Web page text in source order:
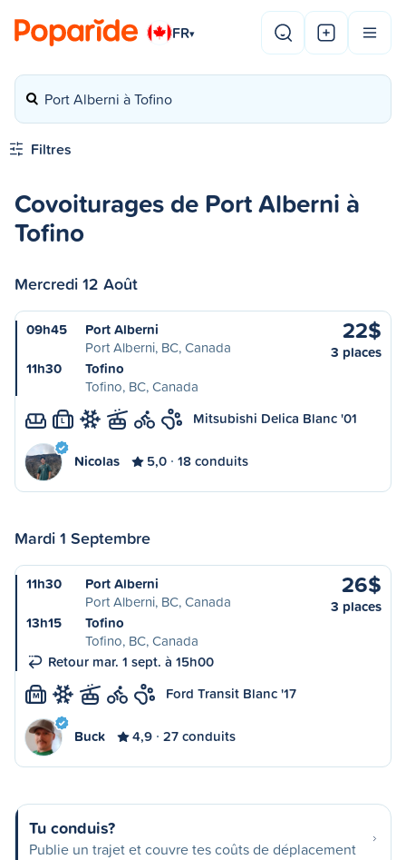
FR▾
Port Alberni à Tofino
Filtres
Covoiturages de Port Alberni à
Tofino
Mercredi 12 Août
09h45
Port Alberni
Port Alberni, BC, Canada
11h30
Tofino
Tofino, BC, Canada
22$
3 places
L Mitsubishi Delica Blanc '01
Nicolas 5,0 18 conduits
Mardi 1 Septembre
11h30
Port Alberni
Port Alberni, BC, Canada
13h15
Tofino
Tofino, BC, Canada
Retour mar. 1 sept. à 15h00
26$
3 places
M Ford Transit Blanc '17
Buck 4,9 27 conduits
Tu conduis?
Publie un trajet et couvre tes coûts de déplacement